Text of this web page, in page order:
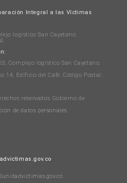
Integral a las Víctimas
logístico San Cayetano.
Complejo logístico San Cayetano.
14, Edificio del Café. Código Postal:
reservados Gobierno de
de datos personales.